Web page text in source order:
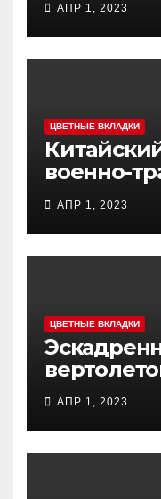
АПР 1, 2023
ЦВЕТНЫЕ ВКЛАДКИ
военно-
(«ЮНЬ-
АПР 1, 2023
ЦВЕТНЫЕ ВКЛАДКИ
АПР 1, 2023